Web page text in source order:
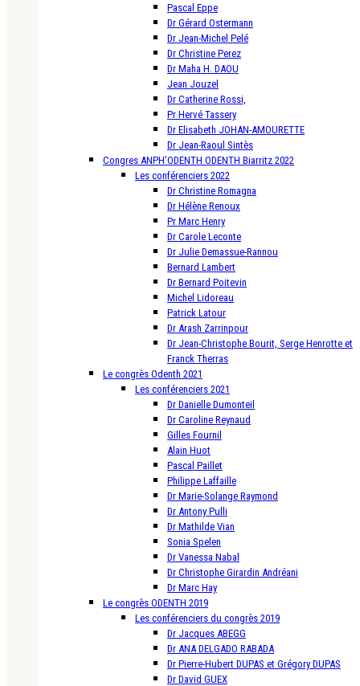
Pascal Eppe
Dr Gérard Ostermann
Dr Jean-Michel Pelé
Dr Christine Perez
Dr Maha H. DAOU
Jean Jouzel
Dr Catherine Rossi,
Pr Hervé Tassery
Dr Elisabeth JOHAN-AMOURETTE
Dr Jean-Raoul Sintès
Congres ANPH’ODENTH ODENTH Biarritz 2022
Les conférenciers 2022
Dr Christine Romagna
Dr Hélène Renoux
Pr Marc Henry
Dr Carole Leconte
Dr Julie Demassue-Rannou
Bernard Lambert
Dr Bernard Poitevin
Michel Lidoreau
Patrick Latour
Dr Arash Zarrinpour
Dr Jean-Christophe Bourit, Serge Henrotte et
Franck Therras
Le congrès Odenth 2021
Les conférenciers 2021
Dr Danielle Dumonteil
Dr Caroline Reynaud
Gilles Fournil
Alain Huot
Pascal Paillet
Philippe Laffaille
Dr Marie-Solange Raymond
Dr Antony Pulli
Dr Mathilde Vian
Sonia Spelen
Dr Vanessa Nabal
Dr Christophe Girardin Andréani
Dr Marc Hay
Le congrès ODENTH 2019
Les conférenciers du congrès 2019
Dr Jacques ABEGG
Dr ANA DELGADO RABADA
Dr Pierre-Hubert DUPAS et Grégory DUPAS
Dr David GUEX